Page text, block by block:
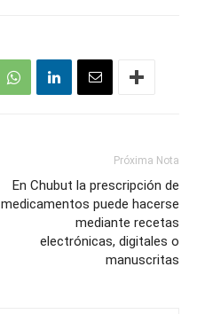
Próxima Nota
En Chubut la prescripción de
medicamentos puede hacerse
mediante recetas
electrónicas, digitales o
manuscritas